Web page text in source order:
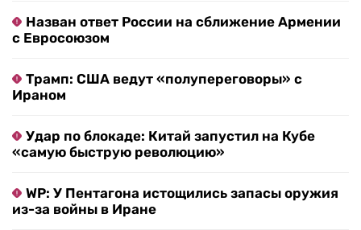
Назван ответ России на сближение Армении
с Евросоюзом
Трамп: США ведут «полупереговоры» с
Ираном
Удар по блокаде: Китай запустил на Кубе
«самую быструю революцию»
WP: У Пентагона истощились запасы оружия
из-за войны в Иране